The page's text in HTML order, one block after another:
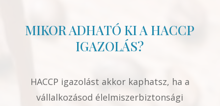
MIKOR ADHATÓ KI A HACCP
IGAZOLÁS?
HACCP igazolást akkor kaphatsz, ha a
vállalkozásod élelmiszerbiztonsági